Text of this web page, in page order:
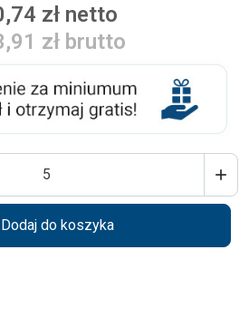
zł netto
zł brutto

Dodaj do koszyka